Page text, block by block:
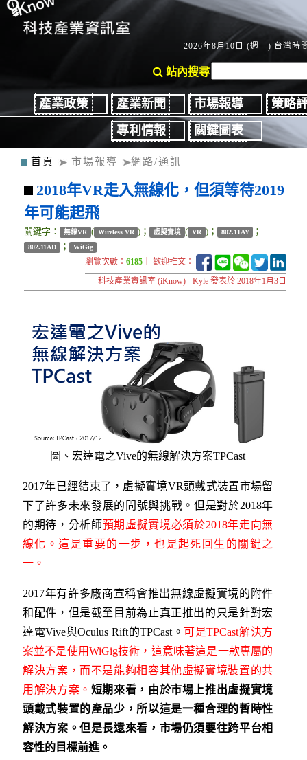
2026年8月10日 (週一) 台灣時
站內搜尋
產業政策 產業新聞 市場報導
策略
專利情報
關鍵圖表
首頁 市場報導 網路/通訊
2018年VR走入無線化，但須等待2019
年可能起飛
關鍵字： 無線VR ( Wireless VR )； 虛擬實境 ( VR )； 802.11AY ；
802.11AD ； WiGig
瀏覽次數：6185 ｜ 歡迎推文：
科技產業資訊室 (iKnow) - Kyle 發表於 2018年1月3日
圖、宏達電之Vive的無線解決方案TPCast
2017年已經結束了，虛擬實境VR頭戴式裝置市場留
下了許多未來發展的問號與挑戰。但是對於2018年
的期待，分析師預期虛擬實境必須於2018年走向無
線化。這是重要的一步，也是起死回生的關鍵之
一。
2017年有許多廠商宣稱會推出無線虛擬實境的附件
和配件，但是截至目前為止真正推出的只是針對宏
達電Vive與Oculus Rift的TPCast。可是TPCast解決方
案並不是使用WiGig技術，這意味著這是一款專屬的
解決方案，而不是能夠相容其他虛擬實境裝置的共
用解決方案。 短期來看，由於市場上推出虛擬實境
頭戴式裝置的產品少，所以這是一種合理的暫時性
解決方案。但是長遠來看，市場仍須要往跨平台相
容性的目標前進。